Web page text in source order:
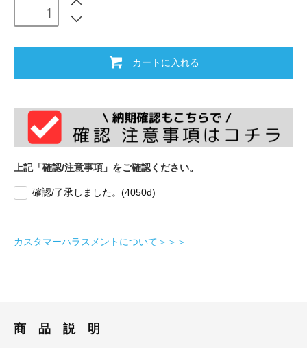
カートに入れる
上記「確認/注意事項」をご確認ください。
確認/了承しました。(4050d)
カスタマーハラスメントについて＞＞＞
商 品 説 明